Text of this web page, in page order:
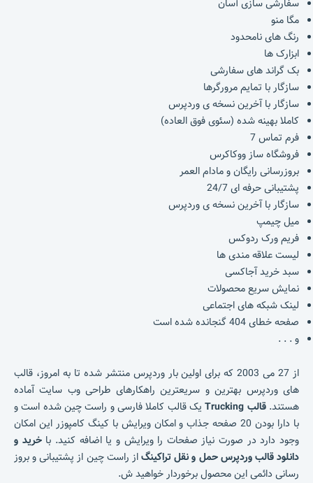
سفارشی سازی آسان
مگا منو
رنگ های نامحدود
ابزارک ها
بک گراند های سفارشی
سازگار با تمایم مرورگرها
سازگار با آخرین نسخه ی وردپرس
کاملا بهینه شده (سئوی فوق العاده)
فرم تماس 7
فروشگاه ساز ووکاکرس
بروزرسانی رایگان و مادام العمر
پشتیبانی حرفه ای 24/7
سازگار با آخرین نسخه ی وردپرس
میل چیمپ
فریم ورک ردوکس
لیست علاقه مندی ها
سبد خرید آجاکسی
نمایش سریع محصولات
لینک شبکه های اجتماعی
صفحه خطای 404 گنجانده شده است
و . . .
از 27 می 2003 که برای اولین بار وردپرس منتشر شده تا به امروز، قالب
های وردپرس بهترین و سریعترین راهکارهای طراحی وب سایت آماده
هستند. قالب Trucking
یک قالب کاملا فارسی و راست چین شده است و
با دارا بودن 20 صفحه جذاب و امکان ویرایش با کینگ کامپوزر این امکان
وجود دارد در صورت نیاز صفحات را ویرایش و یا اضافه کنید. با خرید و
دانلود قالب وردپرس حمل و نقل تراکینگاز راست چین از پشتیبانی و بروز
رسانی دائمی این محصول برخوردار خواهید ش.